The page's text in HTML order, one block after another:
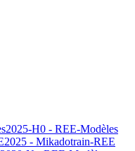
2025-H0 - REE-Modèles
2025 - Mikadotrain-REE